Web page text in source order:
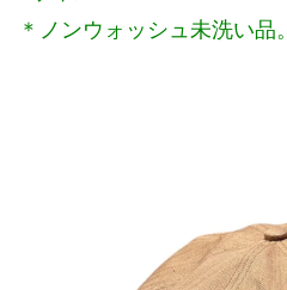
＊ノンウォッシュ未洗い品。